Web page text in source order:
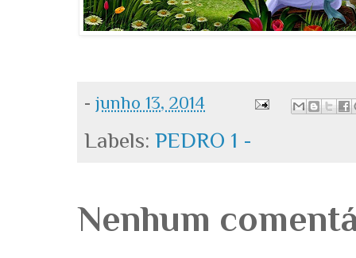
-junho 13, 2014
Labels:PEDRO 1 -
Nenhum